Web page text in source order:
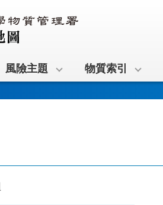
風險主題 物質索引